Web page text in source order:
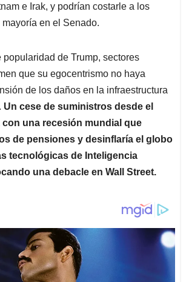
e Irak, y podrían costarle a los
en el Senado.
popularidad de Trump, sectores
que su egocentrismo no haya
de los daños en la infraestructura
Un cese de suministros desde el
con una recesión mundial que
de pensiones y desinflaría el globo
tecnológicas de Inteligencia
una debacle en Wall Street.